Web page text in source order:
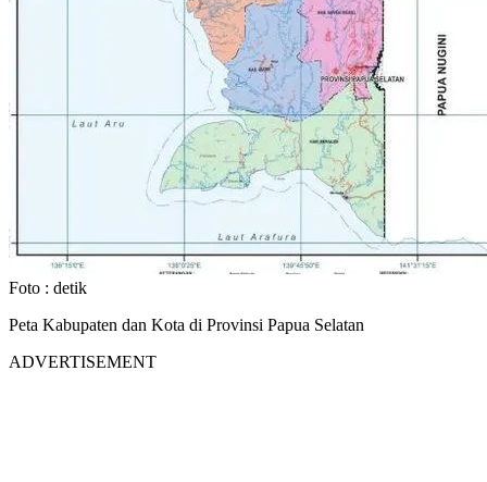
Foto : detik
Peta Kabupaten dan Kota di Provinsi Papua Selatan
ADVERTISEMENT